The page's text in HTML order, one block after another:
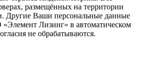
размещённых на территории
Другие Ваши персональные данные
Лизинг» в автоматическом
не обрабатываются.